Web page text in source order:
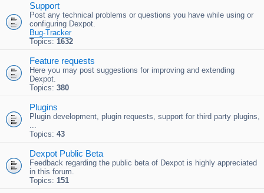
Support
Post any technical problems or questions you have while using or
configuring Dexpot.
Bug-Tracker
Topics: 1632
Feature requests
Here you may post suggestions for improving and extending
Dexpot.
Topics: 380
Plugins
Plugin development, plugin requests, support for third party plugins,
...
Topics: 43
Dexpot Public Beta
Feedback regarding the public beta of Dexpot is highly appreciated
in this forum.
Topics: 151